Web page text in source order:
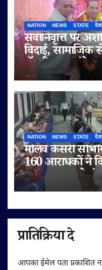
NATION NEWS STATE देश
सेवानिवृत्ति पर
विदाई, सामाजिक
डॉ. बी.आर.
NATION NEWS STATE देश
मालव केसरी
160 आराधकों ने
तप-आराधना से
प्रातिक्रिया दे
आपका ईमेल पता प्रकाशित